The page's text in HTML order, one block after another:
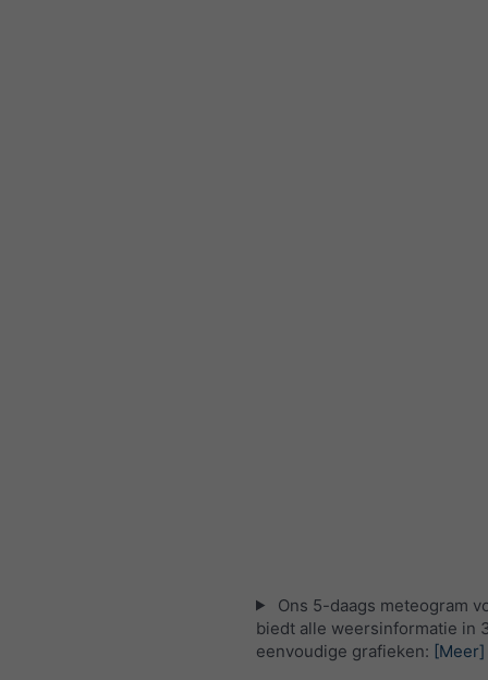
Ons 5-daags meteogram
biedt alle weersinformatie in
eenvoudige grafieken: [Meer]